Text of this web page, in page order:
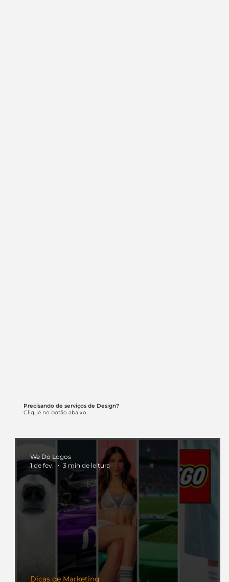
Precisando de serviços de Design?
Clique no botão abaixo:
Dicas de Marketing
We Do Logos
1 de fev.
3 min de leitura